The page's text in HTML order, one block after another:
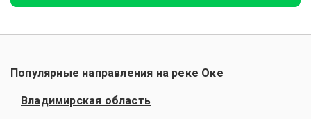
Популярные направления на реке Оке
Владимирская область